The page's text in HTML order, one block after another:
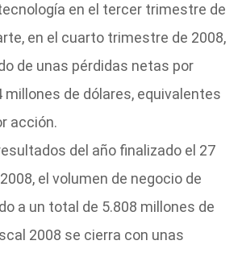
en el tercer trimestre de
en el cuarto trimestre de 2008,
de unas pérdidas netas por
millones de dólares, equivalentes
acción.
del año finalizado el 27
el volumen de negocio de
a un total de 5.808 millones de
2008 se cierra con unas